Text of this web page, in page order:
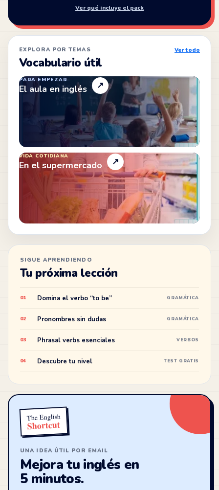
Ver qué incluye el pack
EXPLORA POR TEMAS
Vocabulario útil
Ver todo
PARA EMPEZAR
El aula en inglés ↗
VIDA COTIDIANA
En el supermercado ↗
SIGUE APRENDIENDO
Tu próxima lección
01 Domina el verbo “to be” GRAMÁTICA
02 Pronombres sin dudas GRAMÁTICA
03 Phrasal verbs esenciales VERBOS
04 Descubre tu nivel TEST GRATIS
The English
Shortcut
UNA IDEA ÚTIL POR EMAIL
Mejora tu inglés en
5 minutos.